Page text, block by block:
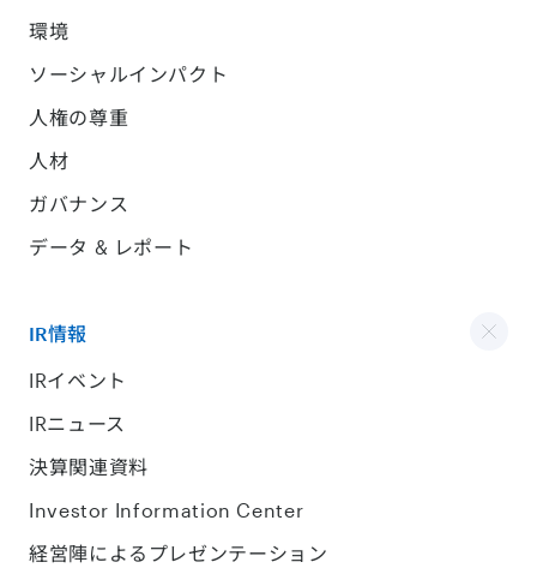
環境
ソーシャルインパクト
人権の尊重
人材
ガバナンス
データ & レポート
IR情報
IRイベント
IRニュース
決算関連資料
Investor Information Center
経営陣によるプレゼンテーション